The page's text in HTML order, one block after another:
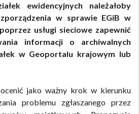
ewidencyjnych należałoby
w sprawie EGiB w
usługi sieciowe zapewnić
informacji o archiwalnych
w Geoportalu krajowym lub
jako ważny krok w kierunku
problemu zgłaszanego przez